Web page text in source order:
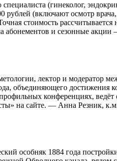
(гинеколог,
(включают осмотр
стоимость рассчитывается
абонементов и сезонные акции
лектор и модератор
объединяющего достижения
конференциях, ведёт
на сайте. — Анна Резник,
особняк 1884 года